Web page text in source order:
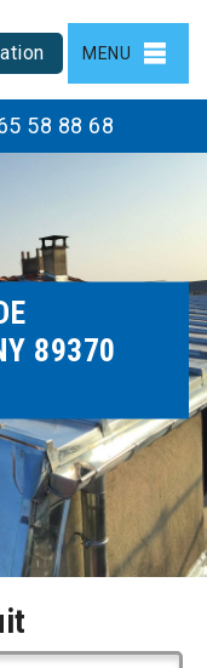
MENU
58 88 68
89370